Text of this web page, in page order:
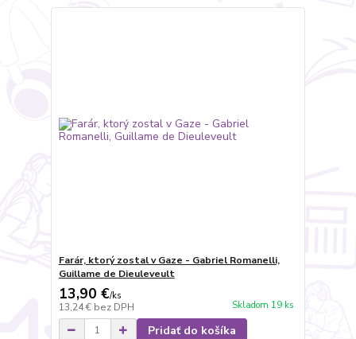
Farár, ktorý zostal v Gaze - Gabriel Romanelli,
Guillame de Dieuleveult
13,90 €/ks
13,24 € bez DPH Skladom 19 ks
Pridať do košíka